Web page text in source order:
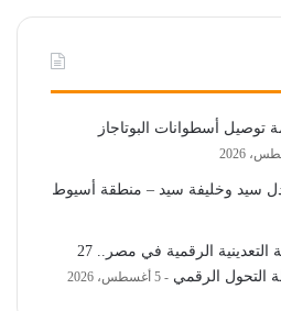
أسطوانات البوتاجاز
سيد وخليفة سيد – منطقة أسيوط
قاعدة البيانات الجيولوجية التعدينية الرقمية في مصر.. 27
التحول الرقمي
5 أغسطس، 2026